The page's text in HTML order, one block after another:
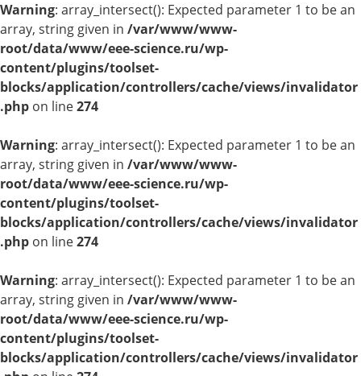
Warning: array_intersect(): Expected parameter 1 to be an
array, string given in /var/www/www-
root/data/www/eee-science.ru/wp-
content/plugins/toolset-
blocks/application/controllers/cache/views/invalidator
.php on line274
Warning: array_intersect(): Expected parameter 1 to be an
array, string given in /var/www/www-
root/data/www/eee-science.ru/wp-
content/plugins/toolset-
blocks/application/controllers/cache/views/invalidator
.php on line274
Warning: array_intersect(): Expected parameter 1 to be an
array, string given in /var/www/www-
root/data/www/eee-science.ru/wp-
content/plugins/toolset-
blocks/application/controllers/cache/views/invalidator